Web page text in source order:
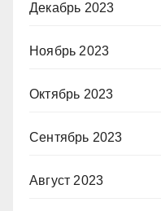
Декабрь 2023
Ноябрь 2023
Октябрь 2023
Сентябрь 2023
Август 2023